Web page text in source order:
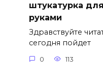
штукатурка
руками
Здравствуйте
сегодня пойдет
0 113